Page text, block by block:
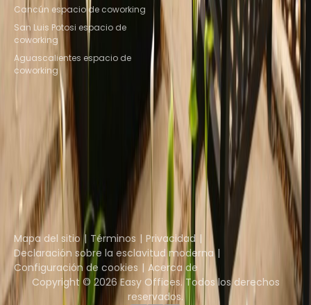
Cancún espacio de coworking
San Luis Potosi espacio de
coworking
Aguascalientes espacio de
coworking
Instant Offices Coworker
The Instant Group Coworking Insights
Coworkintel Davinci Meeting Rooms
Davinci Virtual Incendium
Yta
Parte de
Instant Group
Mapa del sitio Términos
Privacidad
Declaración sobre la esclavitud moderna
Configuración de cookies
Acerca de
Copyright © 2026 Easy Offices. Todos los derechos
reservados.